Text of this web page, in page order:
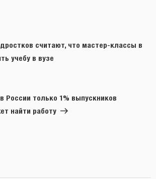
считают, что мастер-классы в
учебу в вузе
России только 1% выпускников
найти работу